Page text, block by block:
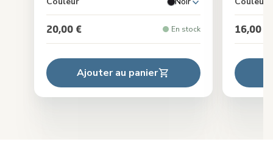
20,00 € En stock
Ajouter au panier
16,00 €